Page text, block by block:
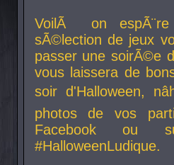
VoilÃ on
sÃ©lection de jeux
passer une soirÃ©e
vous laissera de
soir d'Halloween,
photos de vos
Facebook ou
#HalloweenLudique.